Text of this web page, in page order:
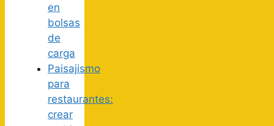
en
bolsas
de
carga
Paisajismo
para
restaurantes:
crear